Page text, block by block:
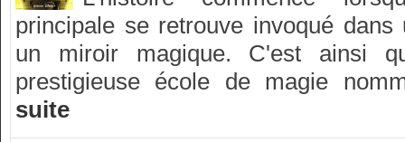
principale se retrouve invoqué
un miroir magique. C'est ainsi
prestigieuse école de magie
suite